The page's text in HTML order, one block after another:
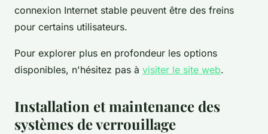
connexion Internet stable peuvent être des freins
pour certains utilisateurs.
Pour explorer plus en profondeur les options
disponibles, n'hésitez pas à visiter le site web.
Installation et maintenance des
systèmes de verrouillage